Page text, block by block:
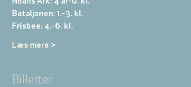
Bataljonen: 1.-3. kl.
Frisbee: 4.-6. kl.
Læs mere >
Billetter